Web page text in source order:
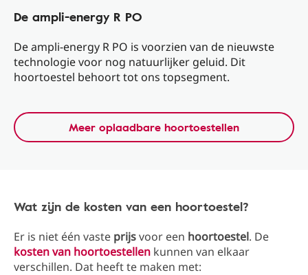
De ampli-energy R PO
De ampli-energy R PO is voorzien van de nieuwste
technologie voor nog natuurlijker geluid. Dit
hoortoestel behoort tot ons topsegment.
Meer oplaadbare hoortoestellen
Wat zijn de kosten van een hoortoestel?
Er is niet één vaste prijsvoor een hoortoestel. De
kosten van hoortoestellen kunnen van elkaar
verschillen. Dat heeft te maken met: